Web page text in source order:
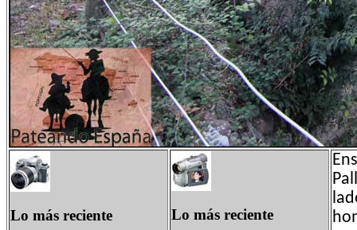
Lo más reciente Lo más reciente